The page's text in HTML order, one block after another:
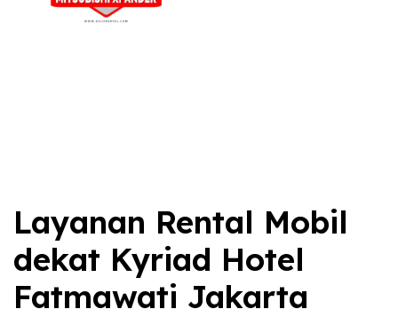
Layanan Rental Mobil
dekat Kyriad Hotel
Fatmawati Jakarta